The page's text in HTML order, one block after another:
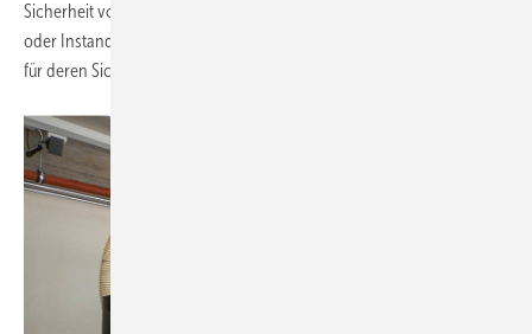
Sicherheit von Personen, die den Speicher zur Wartung, Reinigung
oder Instandsetzung betreten müssen. Das erfordert Vorkehrungen
für deren Sicherheit.